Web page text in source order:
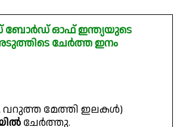
ബോർഡ് ഓഫ് ഇന്ത്യയുടെ
ചേർത്ത ഇനം
വറുത്ത മേത്തി ഇലകൾ)
ചേർത്തു.